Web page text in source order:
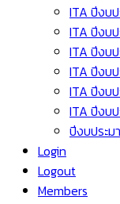
ITA ปีงบ
ITA ปีงบ
ITA ปีงบ
ITA ปีงบ
ITA ปีงบ
ITA ปีงบ
ปีงบประ
Login
Logout
Members